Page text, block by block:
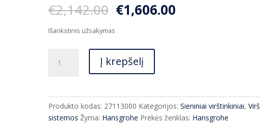
€2,142.00 Original
price
€2,142.00.
€1,606.00Current
Išankstinis užsakymas
kiekis:
Termostatinė
dušo
Į krepšelį
Produkto kodas: 27113000 Kategorijos: Sieniniai virštinkiniai,
sistemos Žyma: Hansgrohe Prekės ženklas: Hansgrohe